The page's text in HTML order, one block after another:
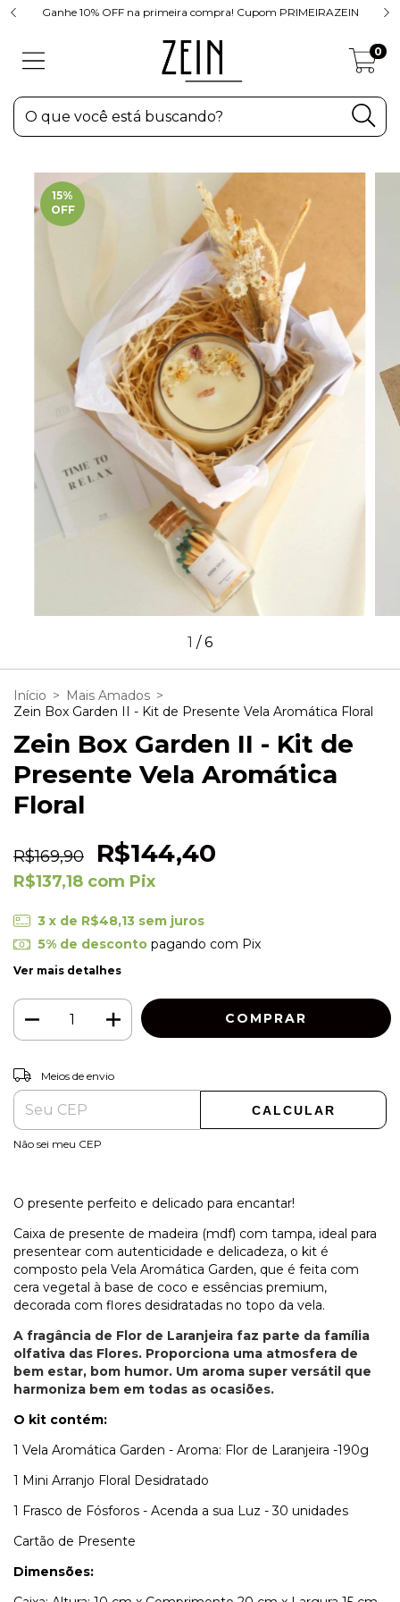
Ganhe 10% OFF na primeira compra! Cupom PRIMEIRAZEIN
0
15%
OFF
1 /6
Início > Mais Amados >
Zein Box Garden II - Kit de Presente Vela Aromática Floral
Zein Box Garden II - Kit de
Presente Vela Aromática
Floral
R$169,90 R$144,40
R$137,18 com Pix
3 x de R$48,13 sem juros
5% de descontopagando com Pix
Ver mais detalhes
Entregas para o CEP:
Meios de envio
CALCULAR
Não sei meu CEP
O presente perfeito e delicado para encantar!
Caixa de presente de madeira (mdf) com tampa, ideal para
presentear com autenticidade e delicadeza, o kit é
composto pela Vela Aromática Garden, que é feita com
cera vegetal à base de coco e essências premium,
decorada com flores desidratadas no topo da vela.
A fragância de Flor de Laranjeira faz parte da família
olfativa das Flores. Proporciona uma atmosfera de
bem estar, bom humor. Um aroma super versátil que
harmoniza bem em todas as ocasiões.
O kit contém:
1 Vela Aromática Garden - Aroma: Flor de Laranjeira -190g
1 Mini Arranjo Floral Desidratado
1 Frasco de Fósforos - Acenda a sua Luz - 30 unidades
Cartão de Presente
Dimensões: